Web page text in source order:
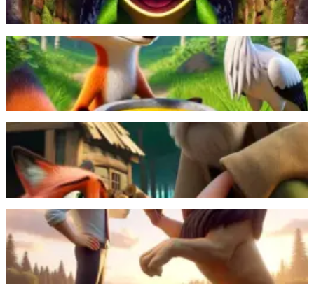
Läs mer
Den listiga räven försöker lura storken genom att
servera mat på en flat tallrik, men storken hämnas
genom att servera mat i en hög vas.
Läs mer
En vedhuggare räddade en räv, men pekade ändå ut
hans gömställe. Han kände sig sedan lurad, när räven
sprang iväg utan att tacka.
Läs mer
En man och ett lejon debatterar frågan om styrka
utifrån en staty, men lejonet påpekar att berättelser
formas av den som berättar dem.
Läs mer